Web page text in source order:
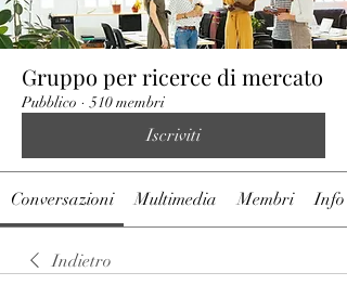
Gruppo per ricerce di mercato
Pubblico · 510 membri
Iscriviti
Conversazioni Multimedia Membri Info
Indietro